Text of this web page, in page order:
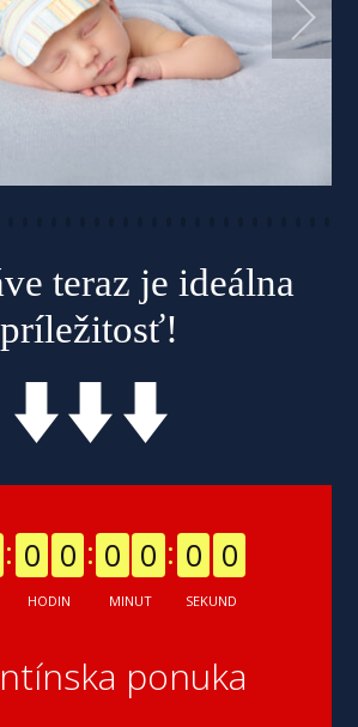
teraz je ideálna
príležitosť!
0 0
HODIN
0 0
MINUT
0 0
SEKUND
ponuka